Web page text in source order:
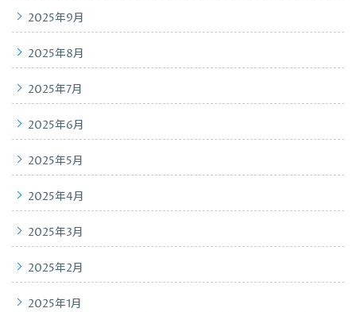
2025年9月
2025年8月
2025年7月
2025年6月
2025年5月
2025年4月
2025年3月
2025年2月
2025年1月